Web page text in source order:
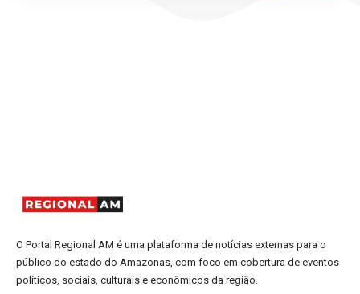
O Portal Regional AM é uma plataforma de notícias externas para o
público do estado do Amazonas, com foco em cobertura de eventos
políticos, sociais, culturais e econômicos da região.